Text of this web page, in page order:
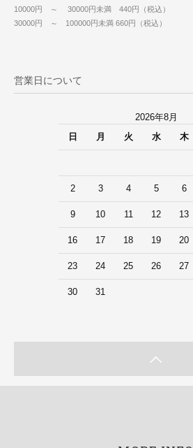
10000円 ～ 30000円未満 440円（税込）
30000円 ～ 100000円未満 660円（税込）
営業日について
2026年8月
日
月 火 水 木
2 3 4 5 6
9 10 11 12 13
16 17 18 19 20
23 24 25 26 27
30 31